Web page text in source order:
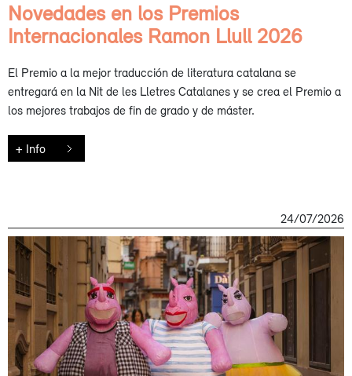
Novedades en los Premios
Internacionales Ramon Llull 2026
El Premio a la mejor traducción de literatura catalana se
entregará en la Nit de les Lletres Catalanes y se crea el Premio a
los mejores trabajos de fin de grado y de máster.
+ Info
24/07/2026